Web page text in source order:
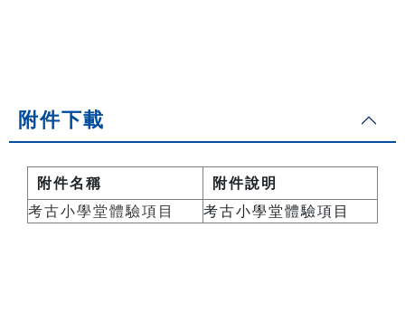
附件下載
附件名稱
附件說明
考古小學堂體驗項目
考古小學堂體驗項目